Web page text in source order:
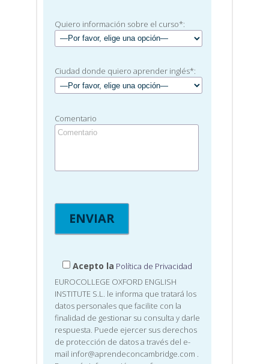
Quiero información sobre el curso*:
Ciudad donde quiero aprender inglés*:
Comentario
Acepto la Política de Privacidad
EUROCOLLEGE OXFORD ENGLISH
INSTITUTE S.L. le informa que tratará los
datos personales que facilite con la
finalidad de gestionar su consulta y darle
respuesta. Puede ejercer sus derechos
de protección de datos a través del e-
mail infor@aprendeconcambridge.com .